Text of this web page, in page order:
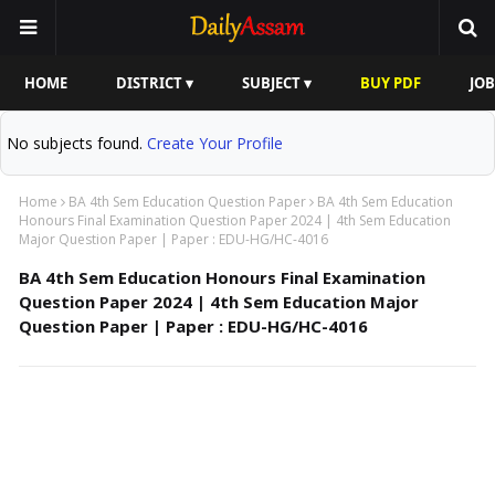
HOME DISTRICT ▾ SUBJECT ▾ BUY PDF
No subjects found. Create Your Profile
Home BA 4th Sem Education Question Paper
BA 4th Sem Education
Honours Final Examination Question Paper 2024 | 4th Sem Education
Major Question Paper | Paper : EDU-HG/HC-4016
BA 4th Sem Education Honours Final Examination
Question Paper 2024 | 4th Sem Education Major
Question Paper | Paper : EDU-HG/HC-4016